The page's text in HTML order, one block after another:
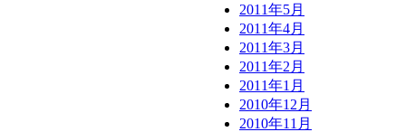
2011年5月
2011年4月
2011年3月
2011年2月
2011年1月
2010年12月
2010年11月